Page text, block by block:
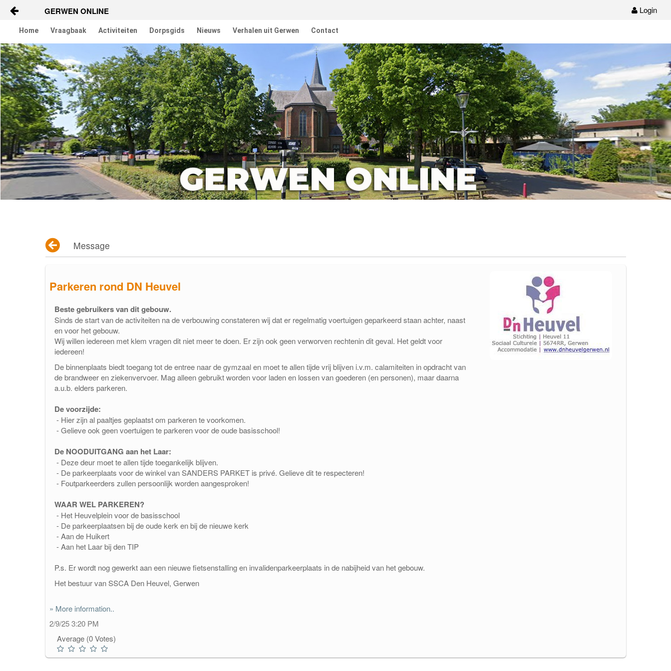
Login
GERWEN ONLINE
Vraagbaak
Activiteiten
Dorpsgids
Nieuws
Contact
Berichten en verhalen
pakketfraude
Home Vraagbaak Activiteiten Dorpsgids Nieuws Verhalen uit Gerwen Contact
Message
Parkeren rond DN Heuvel
Beste gebruikers van dit gebouw.
Sinds de start van de activiteiten na de verbouwing constateren wij dat er regelmatig voertuigen geparkeerd staan achter, naast
en voor het gebouw.
Wij willen iedereen met klem vragen dit niet meer te doen. Er zijn ook geen verworven rechtenin dit geval. Het geldt voor
iedereen!
De binnenplaats biedt toegang tot de entree naar de gymzaal en moet te allen tijde vrij blijven i.v.m. calamiteiten in opdracht van
de brandweer en ziekenvervoer. Mag alleen gebruikt worden voor laden en lossen van goederen (en personen), maar daarna
a.u.b. elders parkeren.
De voorzijde:
- Hier zijn al paaltjes geplaatst om parkeren te voorkomen.
- Gelieve ook geen voertuigen te parkeren voor de oude basisschool!
De NOODUITGANG aan het Laar:
- Deze deur moet te allen tijde toegankelijk blijven.
- De parkeerplaats voor de winkel van SANDERS PARKET is privé. Gelieve dit te respecteren!
- Foutparkeerders zullen persoonlijk worden aangesproken!
WAAR WEL PARKEREN?
- Het Heuvelplein voor de basisschool
- De parkeerplaatsen bij de oude kerk en bij de nieuwe kerk
- Aan de Huikert
- Aan het Laar bij den TIP
P.s. Er wordt nog gewerkt aan een nieuwe fietsenstalling en invalidenparkeerplaats in de nabijheid van het gebouw.
Het bestuur van SSCA Den Heuvel, Gerwen
» More information..
2/9/25 3:20 PM
Average (0 Votes)